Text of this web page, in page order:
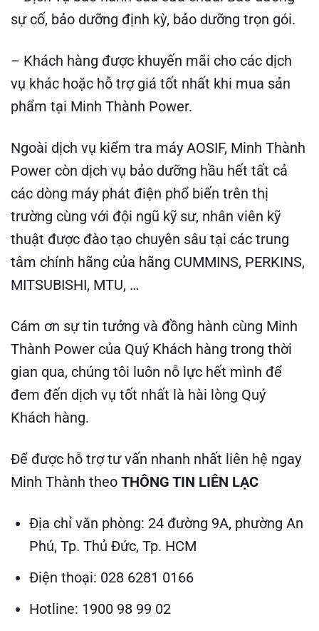
sự cố, bảo dưỡng định kỳ, bảo dưỡng trọn gói.
– Khách hàng được khuyến mãi cho các dịch
vụ khác hoặc hỗ trợ giá tốt nhất khi mua sản
phẩm tại Minh Thành Power.
Ngoài dịch vụ kiểm tra máy AOSIF, Minh Thành
Power còn dịch vụ bảo dưỡng hầu hết tất cả
các dòng máy phát điện phổ biến trên thị
trường cùng với đội ngũ kỹ sư, nhân viên kỹ
thuật được đào tạo chuyên sâu tại các trung
tâm chính hãng của hãng CUMMINS, PERKINS,
MITSUBISHI, MTU, …
Cám ơn sự tin tưởng và đồng hành cùng Minh
Thành Power của Quý Khách hàng trong thời
gian qua, chúng tôi luôn nỗ lực hết mình để
đem đến dịch vụ tốt nhất là hài lòng Quý
Khách hàng.
Để được hỗ trợ tư vấn nhanh nhất liên hệ ngay
Minh Thành theo THÔNG TIN LIÊN LẠC
Địa chỉ văn phòng: 24 đường 9A, phường An
Phú, Tp. Thủ Đức, Tp. HCM
Điện thoại: 028 6281 0166
Hotline: 1900 98 99 02